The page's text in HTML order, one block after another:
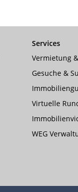
Services
Vermietung
Gesuche &
Virtuelle
WEG